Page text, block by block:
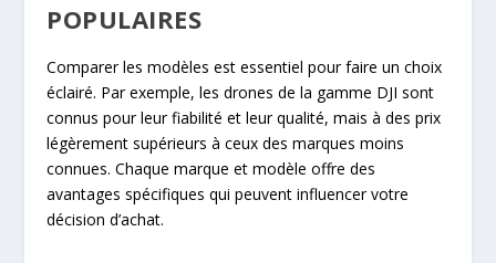
POPULAIRES
Comparer les modèles est essentiel pour faire un choix
éclairé. Par exemple, les drones de la gamme DJI sont
connus pour leur fiabilité et leur qualité, mais à des prix
légèrement supérieurs à ceux des marques moins
connues. Chaque marque et modèle offre des
avantages spécifiques qui peuvent influencer votre
décision d’achat.